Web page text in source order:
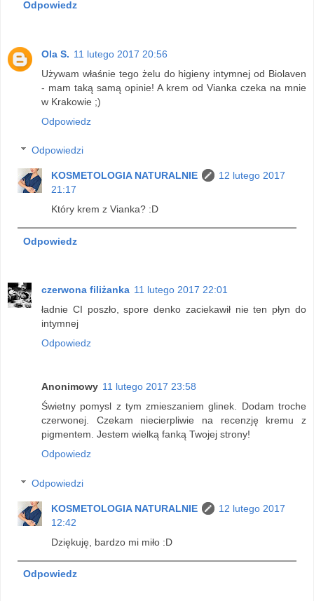
Odpowiedz
Ola S. 11 lutego 2017 20:56
Używam właśnie tego żelu do higieny intymnej od Biolaven
- mam taką samą opinie! A krem od Vianka czeka na mnie
w Krakowie ;)
Odpowiedz
Odpowiedzi
KOSMETOLOGIA NATURALNIE
12 lutego 2017
21:17
Który krem z Vianka? :D
Odpowiedz
czerwona filiżanka 11 lutego 2017 22:01
ładnie CI poszło, spore denko zaciekawił nie ten płyn do
intymnej
Odpowiedz
Anonimowy 11 lutego 2017 23:58
Świetny pomysl z tym zmieszaniem glinek. Dodam troche
czerwonej. Czekam niecierpliwie na recenzję kremu z
pigmentem. Jestem wielką fanką Twojej strony!
Odpowiedz
Odpowiedzi
KOSMETOLOGIA NATURALNIE
12 lutego 2017
12:42
Dziękuję, bardzo mi miło :D
Odpowiedz